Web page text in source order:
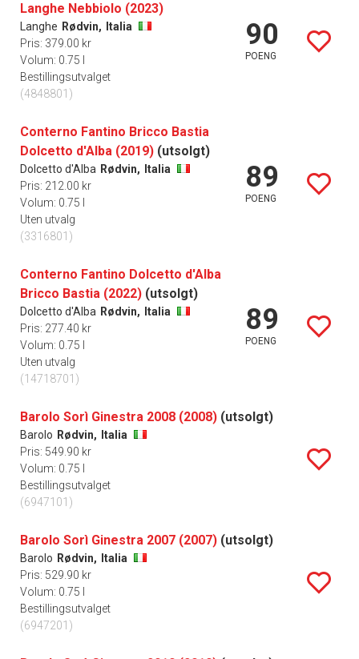
Langhe Nebbiolo (2023)
Langhe Rødvin,
Italia
Pris: 379.00 kr
Volum: 0.75 l
Bestillingsutvalget
(4848801)
90
POENG
Conterno Fantino Bricco Bastia
Dolcetto d'Alba (2019) (utsolgt)
Dolcetto d'Alba Rødvin,
Italia
Pris: 212.00 kr
Volum: 0.75 l
Uten utvalg
(3316801)
89
POENG
Conterno Fantino Dolcetto d'Alba
Bricco Bastia (2022) (utsolgt)
Dolcetto d'Alba Rødvin,
Italia
Pris: 277.40 kr
Volum: 0.75 l
Uten utvalg
(14718701)
89
POENG
Barolo Sorì Ginestra 2008 (2008) (utsolgt)
Barolo Rødvin,
Italia
Pris: 549.90 kr
Volum: 0.75 l
Bestillingsutvalget
(6947101)
Barolo Sorì Ginestra 2007 (2007) (utsolgt)
Barolo Rødvin,
Italia
Pris: 529.90 kr
Volum: 0.75 l
Bestillingsutvalget
(6947201)